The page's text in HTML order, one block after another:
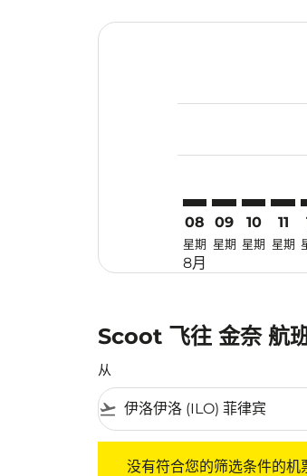
08
星期
8月
09
星期
10
星期
11
星期
Scoot 飞往 金奈 航
从
flight_takeoff
没有符合您的筛选条件的机